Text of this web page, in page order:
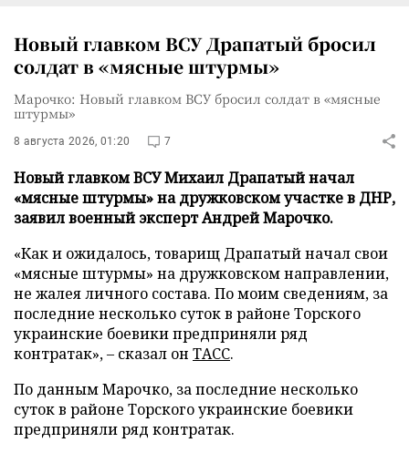
Новый главком ВСУ Драпатый бросил
солдат в «мясные штурмы»
Марочко: Новый главком ВСУ бросил солдат в «мясные
штурмы»
8 августа 2026, 01:20 7
Новый главком ВСУ Михаил Драпатый начал
«мясные штурмы» на дружковском участке в ДНР,
заявил военный эксперт Андрей Марочко.
«Как и ожидалось, товарищ Драпатый начал свои
«мясные штурмы» на дружковском направлении,
не жалея личного состава. По моим сведениям, за
последние несколько суток в районе Торского
украинские боевики предприняли ряд
контратак», – сказал он ТАСС.
По данным Марочко, за последние несколько
суток в районе Торского украинские боевики
предприняли ряд контратак.